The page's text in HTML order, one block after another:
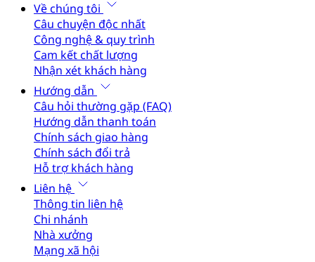
Về chúng tôi
Câu chuyện độc nhất
Công nghệ & quy trình
Cam kết chất lượng
Nhận xét khách hàng
Hướng dẫn
Câu hỏi thường gặp (FAQ)
Hướng dẫn thanh toán
Chính sách giao hàng
Chính sách đổi trả
Hỗ trợ khách hàng
Liên hệ
Thông tin liên hệ
Chi nhánh
Nhà xưởng
Mạng xã hội